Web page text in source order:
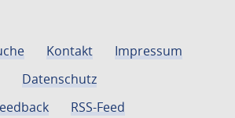
Kontakt
Impressum
Datenschutz
RSS-Feed